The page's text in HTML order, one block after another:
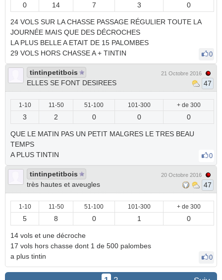
0 14 7 3 0
24 VOLS SUR LA CHASSE PASSAGE RÉGULIER TOUTE LA
JOURNÉE MAIS QUE DES DÉCROCHES
LA PLUS BELLE A ETAIT DE 15 PALOMBES
29 VOLS HORS CHASSE A + TINTIN
0
tintinpetitbois
ELLES SE FONT DESIREES
21 Octobre 2016
47
1-10 11-50 51-100 101-300 + de 300
3 2 0 0 0
QUE LE MATIN PAS UN PETIT MALGRES LE TRES BEAU
TEMPS
A PLUS TINTIN
0
tintinpetitbois
très hautes et aveugles
20 Octobre 2016
47
1-10 11-50 51-100 101-300 + de 300
5 8 0 1 0
14 vols et une décroche
17 vols hors chasse dont 1 de 500 palombes
a plus tintin
0